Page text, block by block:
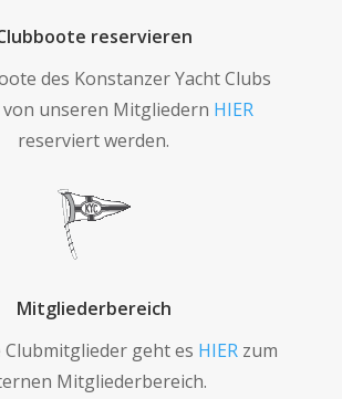
reservieren
des Konstanzer Yacht Clubs
unseren Mitgliedern HIER
reserviert werden.
Mitgliederbereich
Clubmitglieder geht es HIERzum
Mitgliederbereich.